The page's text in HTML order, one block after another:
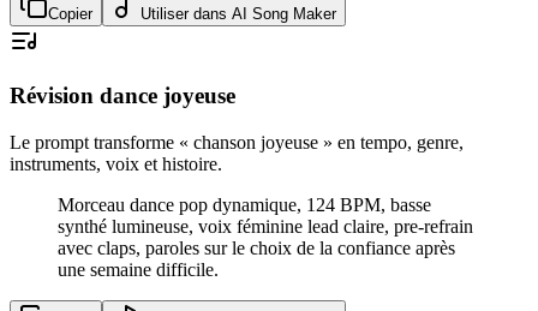
Copier Utiliser dans AI Song Maker
Révision dance joyeuse
Le prompt transforme « chanson joyeuse » en tempo, genre,
instruments, voix et histoire.
Morceau dance pop dynamique, 124 BPM, basse
synthé lumineuse, voix féminine lead claire, pre-refrain
avec claps, paroles sur le choix de la confiance après
une semaine difficile.